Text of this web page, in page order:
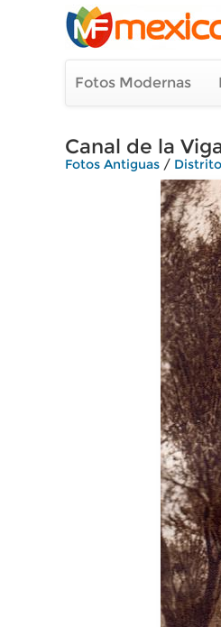
Fotos Modernas
Canal de la
Fotos Antiguas /